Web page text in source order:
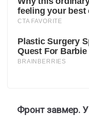
Фронт завмер. У